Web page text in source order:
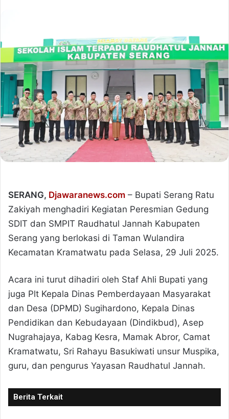
SERANG, Djawaranews.com – Bupati Serang Ratu
Zakiyah menghadiri Kegiatan Peresmian Gedung
SDIT dan SMPIT Raudhatul Jannah Kabupaten
Serang yang berlokasi di Taman Wulandira
Kecamatan Kramatwatu pada Selasa, 29 Juli 2025.
Acara ini turut dihadiri oleh Staf Ahli Bupati yang
juga Plt Kepala Dinas Pemberdayaan Masyarakat
dan Desa (DPMD) Sugihardono, Kepala Dinas
Pendidikan dan Kebudayaan (Dindikbud), Asep
Nugrahajaya, Kabag Kesra, Mamak Abror, Camat
Kramatwatu, Sri Rahayu Basukiwati unsur Muspika,
guru, dan pengurus Yayasan Raudhatul Jannah.
Berita Terkait